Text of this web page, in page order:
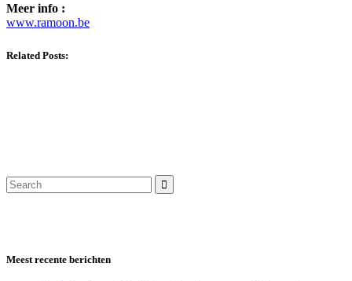
Meer info :
www.ramoon.be
Related Posts:
Search
for:
Meest recente berichten